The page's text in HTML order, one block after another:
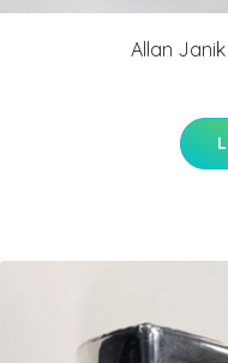
Allan